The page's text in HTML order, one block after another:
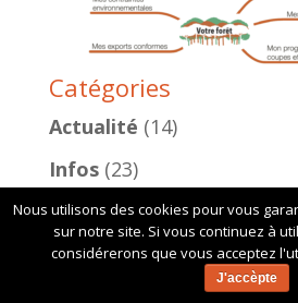
Catégories
Actualité (14)
Infos(23)
Nous utilisons des cookies pour vous
sur notre site. Si vous continuez à
considérerons que vous acceptez
J'accèpte